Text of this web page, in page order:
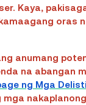
Kaya,
oras
anumang
na abangan
ng Mga
mga